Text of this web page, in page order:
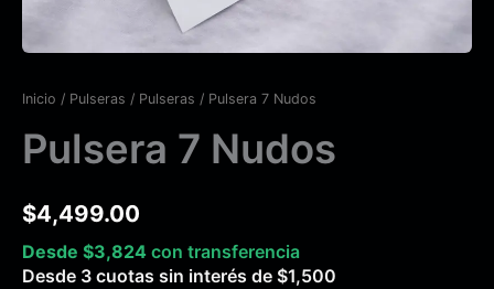
Inicio / Pulseras / Pulseras / Pulsera 7 Nudos
Pulsera 7 Nudos
$4,499.00
Desde $3,824 con transferencia
Desde 3 cuotas sin interés de $1,500